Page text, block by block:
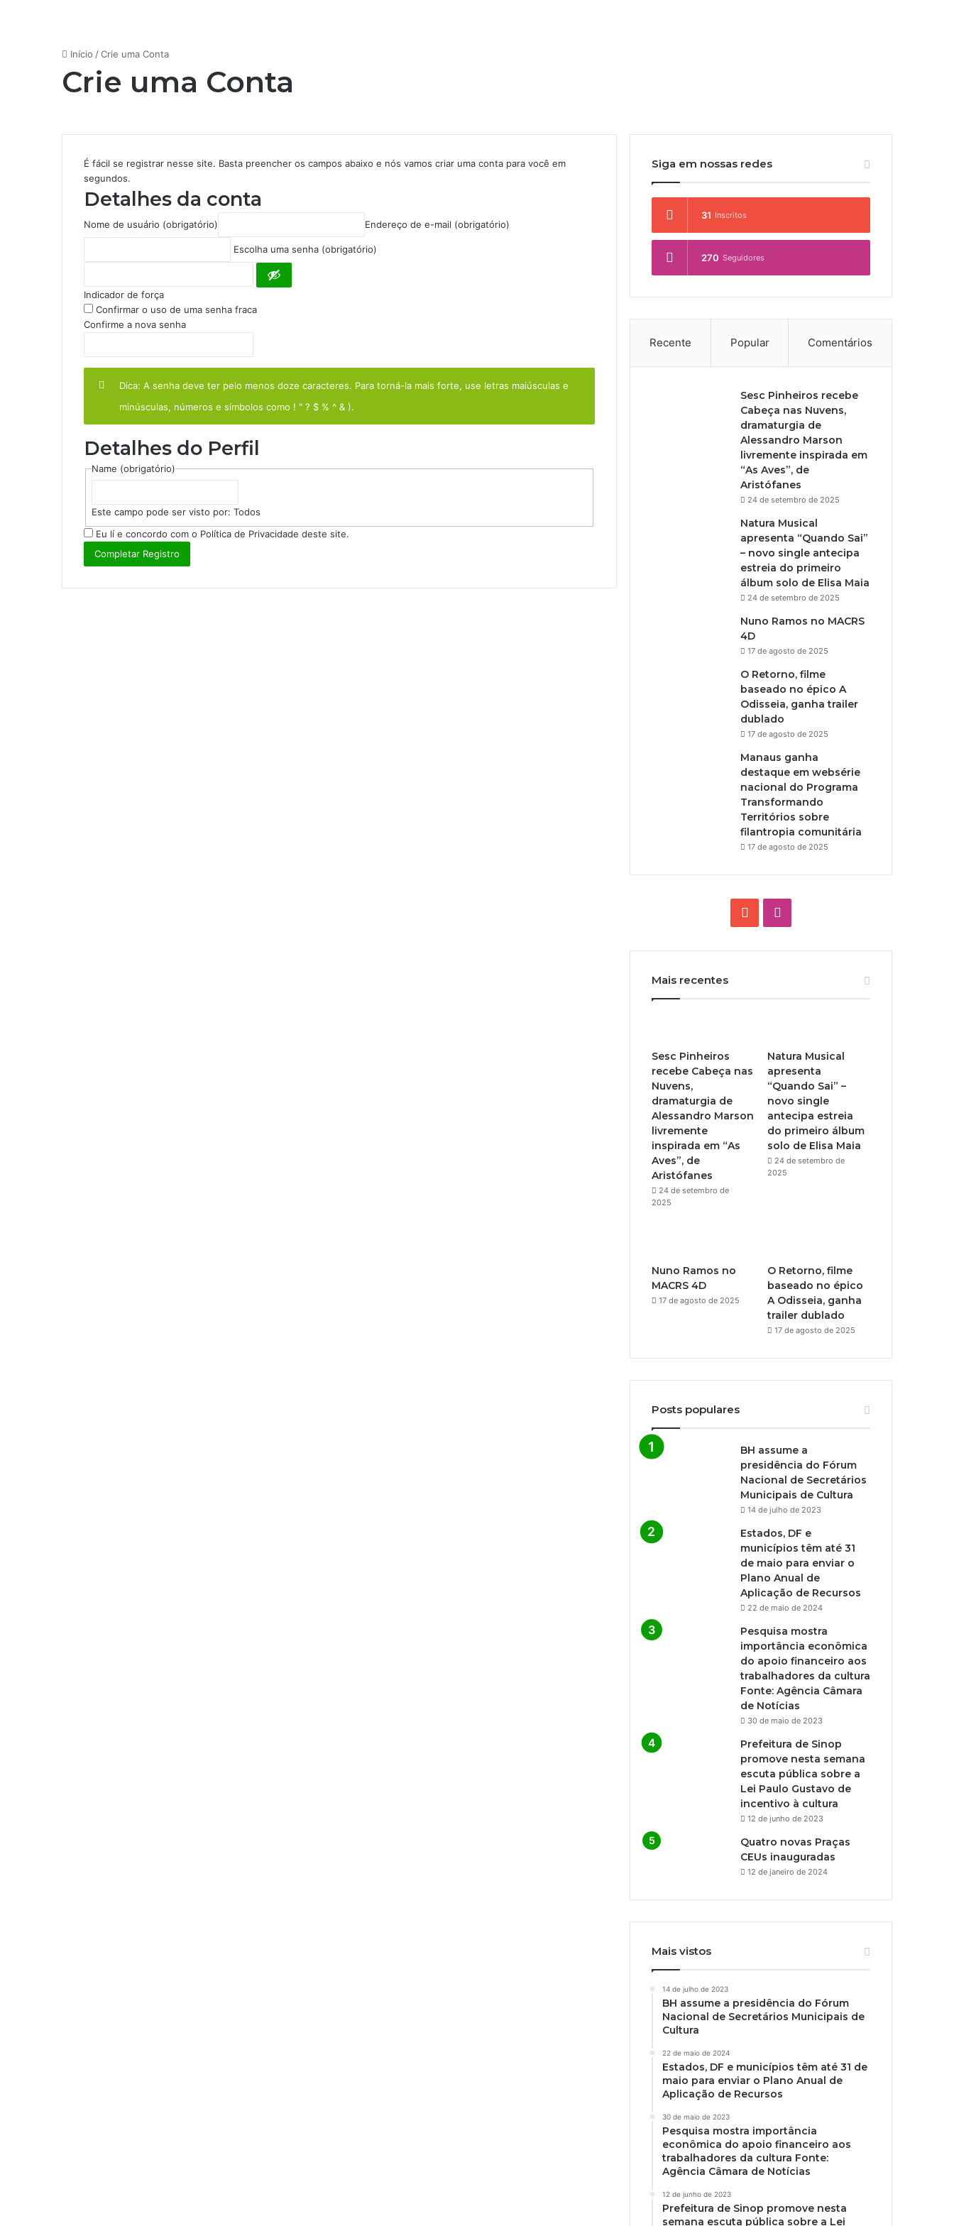
Início /Crie uma Conta
Crie uma Conta
É fácil se registrar nesse site. Basta preencher os campos abaixo e nós vamos criar uma conta para você em
segundos.
Detalhes da conta
Nome de usuário (obrigatório) Endereço de e-mail (obrigatório)
Escolha uma senha (obrigatório)
Indicador de força
Confirmar o uso de uma senha fraca
Confirme a nova senha
Dica: A senha deve ter pelo menos doze caracteres. Para torná-la mais forte, use letras maiúsculas e
minúsculas, números e símbolos como ! " ? $ % ^ & ).
Detalhes do Perfil
Name (obrigatório)
Este campo pode ser visto por:Todos
Eu lí e concordo com o Política de Privacidade deste site.
Siga em nossas redes
31 Inscritos
270 Seguidores
Recente Popular Comentários
Sesc Pinheiros recebe
Cabeça nas Nuvens,
dramaturgia de
Alessandro Marson
livremente inspirada em
“As Aves”, de
Aristófanes
24 de setembro de 2025
Natura Musical
apresenta “Quando Sai”
– novo single antecipa
estreia do primeiro
álbum solo de Elisa Maia
24 de setembro de 2025
Nuno Ramos no MACRS
4D
17 de agosto de 2025
O Retorno, filme
baseado no épico A
Odisseia, ganha trailer
dublado
17 de agosto de 2025
Manaus ganha
destaque em websérie
nacional do Programa
Transformando
Territórios sobre
filantropia comunitária
17 de agosto de 2025
T
t
g
r
a
m
Mais recentes
Sesc Pinheiros
recebe Cabeça nas
Nuvens,
dramaturgia de
Alessandro Marson
livremente
inspirada em “As
Aves”, de
Aristófanes
24 de setembro de
2025
Natura Musical
apresenta
“Quando Sai” –
novo single
antecipa estreia
do primeiro álbum
solo de Elisa Maia
24 de setembro de
2025
Nuno Ramos no
MACRS 4D
17 de agosto de 2025
O Retorno, filme
baseado no épico
A Odisseia, ganha
trailer dublado
17 de agosto de 2025
Posts populares
BH assume a
presidência do Fórum
Nacional de Secretários
Municipais de Cultura
14 de julho de 2023
Estados, DF e
municípios têm até 31
de maio para enviar o
Plano Anual de
Aplicação de Recursos
22 de maio de 2024
Pesquisa mostra
importância econômica
do apoio financeiro aos
trabalhadores da cultura
Fonte: Agência Câmara
de Notícias
30 de maio de 2023
Prefeitura de Sinop
promove nesta semana
escuta pública sobre a
Lei Paulo Gustavo de
incentivo à cultura
12 de junho de 2023
Quatro novas Praças
CEUs inauguradas
12 de janeiro de 2024
Mais vistos
14 de julho de 2023
BH assume a presidência do Fórum
Nacional de Secretários Municipais de
Cultura
22 de maio de 2024
Estados, DF e municípios têm até 31 de
maio para enviar o Plano Anual de
Aplicação de Recursos
30 de maio de 2023
Pesquisa mostra importância
econômica do apoio financeiro aos
trabalhadores da cultura Fonte:
Agência Câmara de Notícias
12 de junho de 2023
Prefeitura de Sinop promove nesta
semana escuta pública sobre a Lei